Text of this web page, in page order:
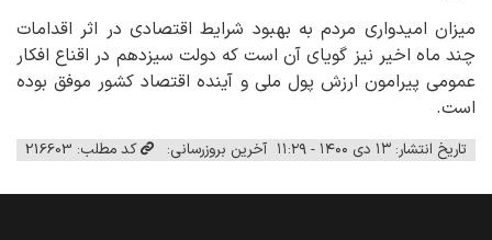
میزان امیدواری مردم به بهبود شرایط اقتصادی در اثر اقدامات
چند ماه اخیر نیز گویای آن است که دولت سیزدهم در اقناع افکار
عمومی پیرامون ارزش پول ملی و آینده اقتصاد کشور موفق بوده
است.
تاریخ انتشار: ۱۳ دی ۱۴۰۰ - ۱۱:۲۹ آخرین بروزرسانی: کد مطلب: 216603